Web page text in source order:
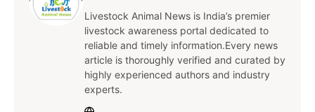
Livestock Animal News is India’s premier
livestock awareness portal dedicated to
reliable and timely information.Every news
article is thoroughly verified and curated by
highly experienced authors and industry
experts.